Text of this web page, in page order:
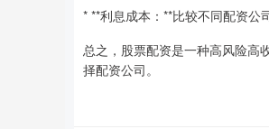
* **利息成本：**比较不同配资公
总之，股票配资是一种高风险高
择配资公司。